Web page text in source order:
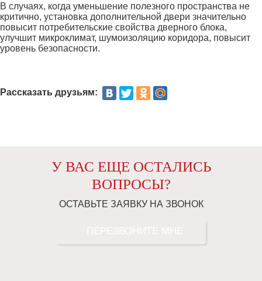
В случаях, когда уменьшение полезного пространства не
критично, установка дополнительной двери значительно
повысит потребительские свойства дверного блока,
улучшит микроклимат, шумоизоляцию коридора, повысит
уровень безопасности.
Рассказать друзьям:
У ВАС ЕЩЕ ОСТАЛИСЬ
ВОПРОСЫ?
ОСТАВЬТЕ ЗАЯВКУ НА ЗВОНОК